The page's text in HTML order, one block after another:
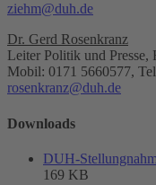
ziehm@duh.de
Dr. Gerd Rosenkranz
Leiter Politik und
Mobil: 0171 5660577,
rosenkranz@duh.de
Downloads
DUH-
169 KB